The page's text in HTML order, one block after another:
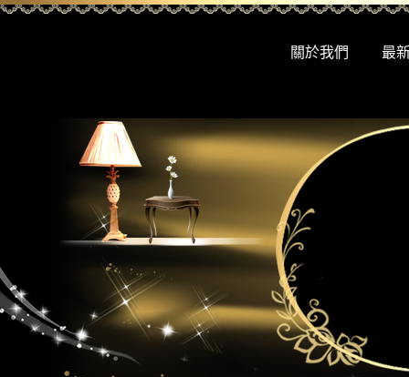
關於我們 最